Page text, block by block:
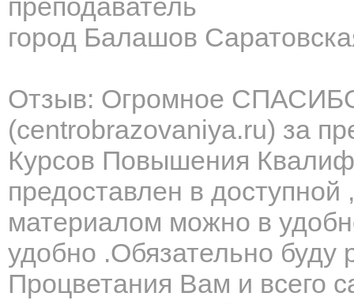
преподаватель
город Балашов
Отзыв: Огромное
(centrobrazovaniya.ru) за
Курсов Повышения
предоставлен в
материалом можно в
удобно .Обязательно буду
Процветания Вам и всего